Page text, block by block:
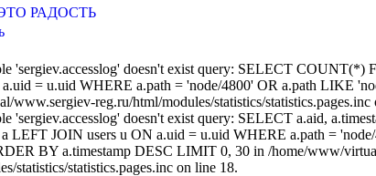
РАДОСТЬ
'sergiev.accesslog' doesn't exist query: SELECT COUNT(*)
= u.uid WHERE a.path = 'node/4800' OR a.path LIKE
www.sergiev-reg.ru/html/modules/statistics/statistics.pages.inc
'sergiev.accesslog' doesn't exist query: SELECT a.aid,
LEFT JOIN users u ON a.uid = u.uid WHERE a.path =
BY a.timestamp DESC LIMIT 0, 30 in /home/www/
statistics/statistics.pages.inc on line 18.